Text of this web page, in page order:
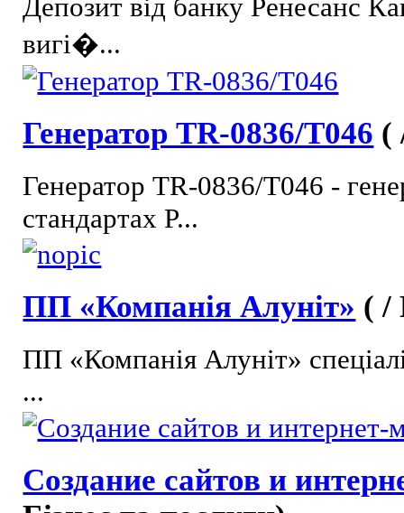
Депозит від банку Ренесанс
вигі�...
Генератор TR-0836/T046 (
Генератор TR-0836/T046 -
стандартах P...
ПП «Компанія Алуніт» ( /
ПП «Компанія Алуніт»
...
Создание сайтов и